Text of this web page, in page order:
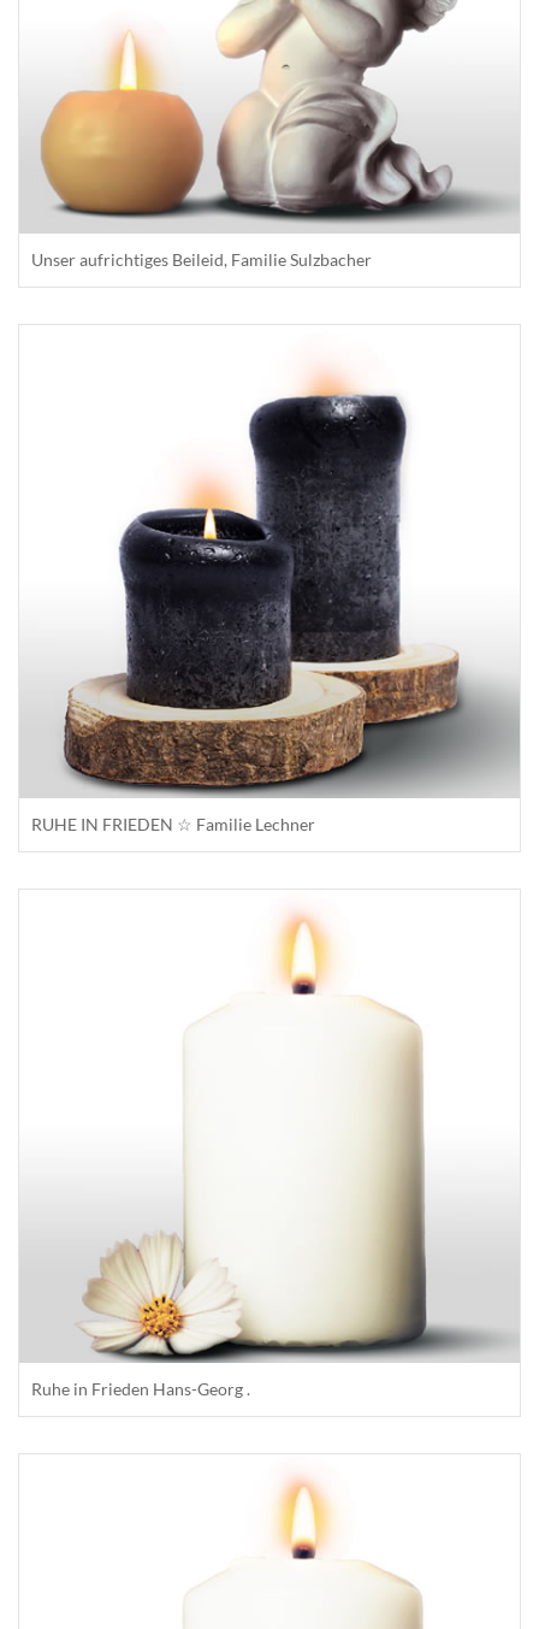
Unser aufrichtiges Beileid, Familie Sulzbacher
RUHE IN FRIEDEN ☆ Familie Lechner
Ruhe in Frieden Hans-Georg .